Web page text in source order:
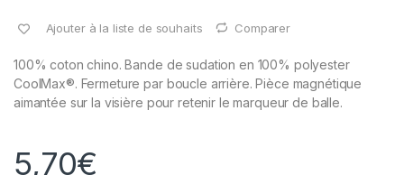
Ajouter à la liste de souhaits Comparer
100% coton chino. Bande de sudation en 100% polyester
CoolMax®. Fermeture par boucle arrière. Pièce magnétique
aimantée sur la visière pour retenir le marqueur de balle.
5,70€